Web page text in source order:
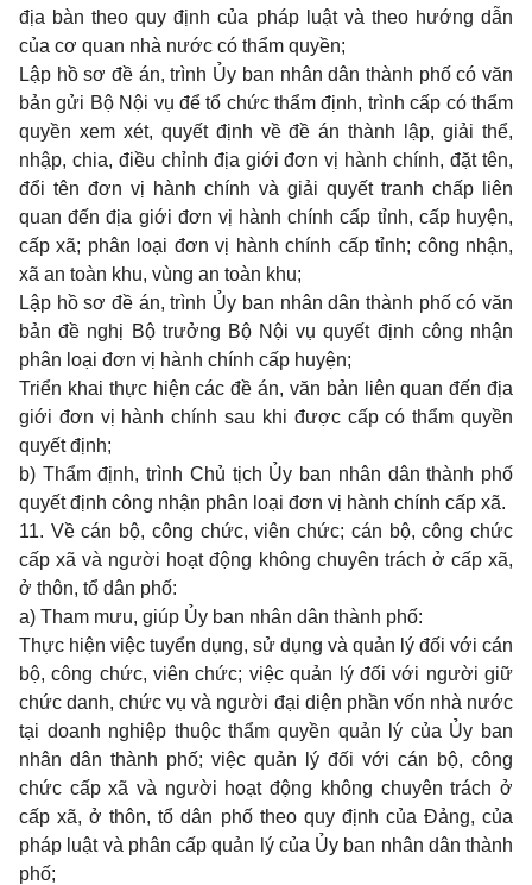
địa bàn theo quy định của pháp luật và theo hướng dẫn
của cơ quan nhà nước có thẩm quyền;
Lập hồ sơ đề án, trình Ủy ban nhân dân thành phố có văn
bản gửi Bộ Nội vụ để tổ chức thẩm định, trình cấp có thẩm
quyền xem xét, quyết định về đề án thành lập, giải thể,
nhập, chia, điều chỉnh địa giới đơn vị hành chính, đặt tên,
đổi tên đơn vị hành chính và giải quyết tranh chấp liên
quan đến địa giới đơn vị hành chính cấp tỉnh, cấp huyện,
cấp xã; phân loại đơn vị hành chính cấp tỉnh; công nhận,
xã an toàn khu, vùng an toàn khu;
Lập hồ sơ đề án, trình Ủy ban nhân dân thành phố có văn
bản đề nghị Bộ trưởng Bộ Nội vụ quyết định công nhận
phân loại đơn vị hành chính cấp huyện;
Triển khai thực hiện các đề án, văn bản liên quan đến địa
giới đơn vị hành chính sau khi được cấp có thẩm quyền
quyết định;
b) Thẩm định, trình Chủ tịch Ủy ban nhân dân thành phố
quyết định công nhận phân loại đơn vị hành chính cấp xã.
11. Về cán bộ, công chức, viên chức; cán bộ, công chức
cấp xã và người hoạt động không chuyên trách ở cấp xã,
ở thôn, tổ dân phố:
a) Tham mưu, giúp Ủy ban nhân dân thành phố:
Thực hiện việc tuyển dụng, sử dụng và quản lý đối với cán
bộ, công chức, viên chức; việc quản lý đối với người giữ
chức danh, chức vụ và người đại diện phần vốn nhà nước
tại doanh nghiệp thuộc thẩm quyền quản lý của Ủy ban
nhân dân thành phố; việc quản lý đối với cán bộ, công
chức cấp xã và người hoạt động không chuyên trách ở
cấp xã, ở thôn, tổ dân phố theo quy định của Đảng, của
pháp luật và phân cấp quản lý của Ủy ban nhân dân thành
phố;